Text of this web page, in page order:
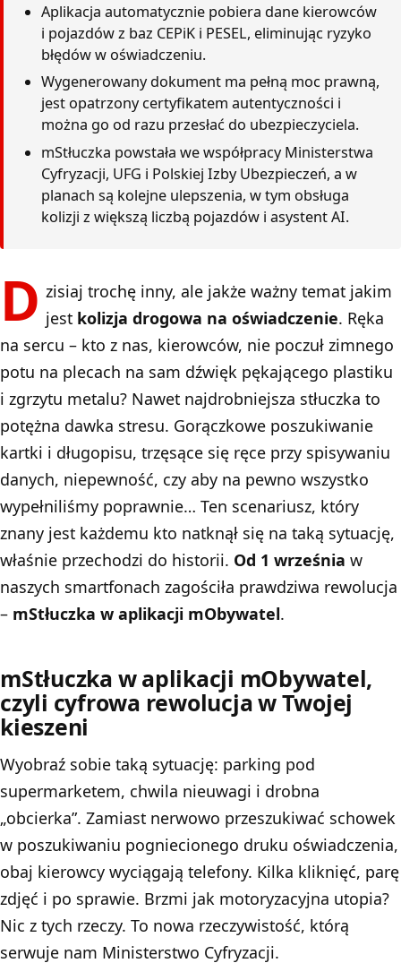
Aplikacja automatycznie pobiera dane kierowców
i pojazdów z baz CEPiK i PESEL, eliminując ryzyko
błędów w oświadczeniu.
Wygenerowany dokument ma pełną moc prawną,
jest opatrzony certyfikatem autentyczności i
można go od razu przesłać do ubezpieczyciela.
mStłuczka powstała we współpracy Ministerstwa
Cyfryzacji, UFG i Polskiej Izby Ubezpieczeń, a w
planach są kolejne ulepszenia, w tym obsługa
kolizji z większą liczbą pojazdów i asystent AI.
D zisiaj trochę inny, ale jakże ważny temat jakim
jest kolizja drogowa na oświadczenie. Ręka
na sercu – kto z nas, kierowców, nie poczuł zimnego
potu na plecach na sam dźwięk pękającego plastiku
i zgrzytu metalu? Nawet najdrobniejsza stłuczka to
potężna dawka stresu. Gorączkowe poszukiwanie
kartki i długopisu, trzęsące się ręce przy spisywaniu
danych, niepewność, czy aby na pewno wszystko
wypełniliśmy poprawnie… Ten scenariusz, który
znany jest każdemu kto natknął się na taką sytuację,
właśnie przechodzi do historii. Od 1 września w
naszych smartfonach zagościła prawdziwa rewolucja
– mStłuczka w aplikacji mObywatel.
mStłuczka w aplikacji mObywatel,
czyli cyfrowa rewolucja w Twojej
kieszeni
Wyobraź sobie taką sytuację: parking pod
supermarketem, chwila nieuwagi i drobna
„obcierka”. Zamiast nerwowo przeszukiwać schowek
w poszukiwaniu pogniecionego druku oświadczenia,
obaj kierowcy wyciągają telefony. Kilka kliknięć, parę
zdjęć i po sprawie. Brzmi jak motoryzacyjna utopia?
Nic z tych rzeczy. To nowa rzeczywistość, którą
serwuje nam Ministerstwo Cyfryzacji.